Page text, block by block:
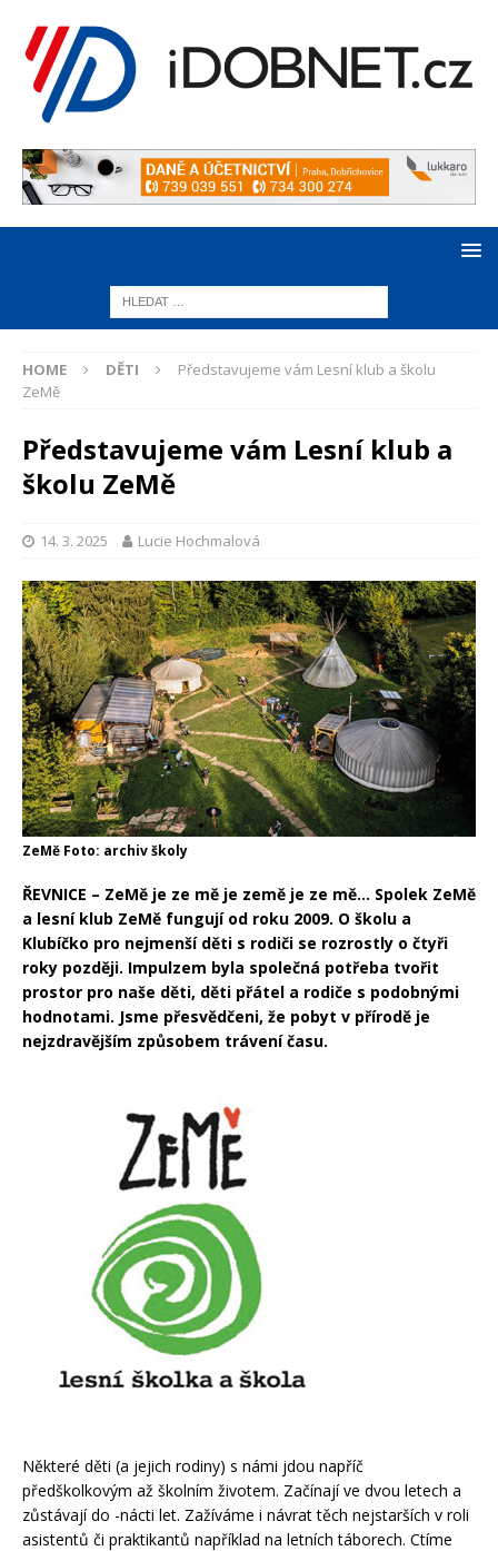
HOME DĚTI
Představujeme vám Lesní klub a školu
ZeMě
Představujeme vám Lesní klub a
školu ZeMě
14. 3. 2025 Lucie Hochmalová
ZeMě Foto: archiv školy
ŘEVNICE – ZeMě je ze mě je země je ze mě… Spolek ZeMě
a lesní klub ZeMě fungují od roku 2009. O školu a
Klubíčko pro nejmenší děti s rodiči se rozrostly o čtyři
roky později. Impulzem byla společná potřeba tvořit
prostor pro naše děti, děti přátel a rodiče s podobnými
hodnotami. Jsme přesvědčeni, že pobyt v přírodě je
nejzdravějším způsobem trávení času.
Některé děti (a jejich rodiny) s námi jdou napříč
předškolkovým až školním životem. Začínají ve dvou letech a
zůstávají do -nácti let. Zažíváme i návrat těch nejstarších v roli
asistentů či praktikantů například na letních táborech. Ctíme